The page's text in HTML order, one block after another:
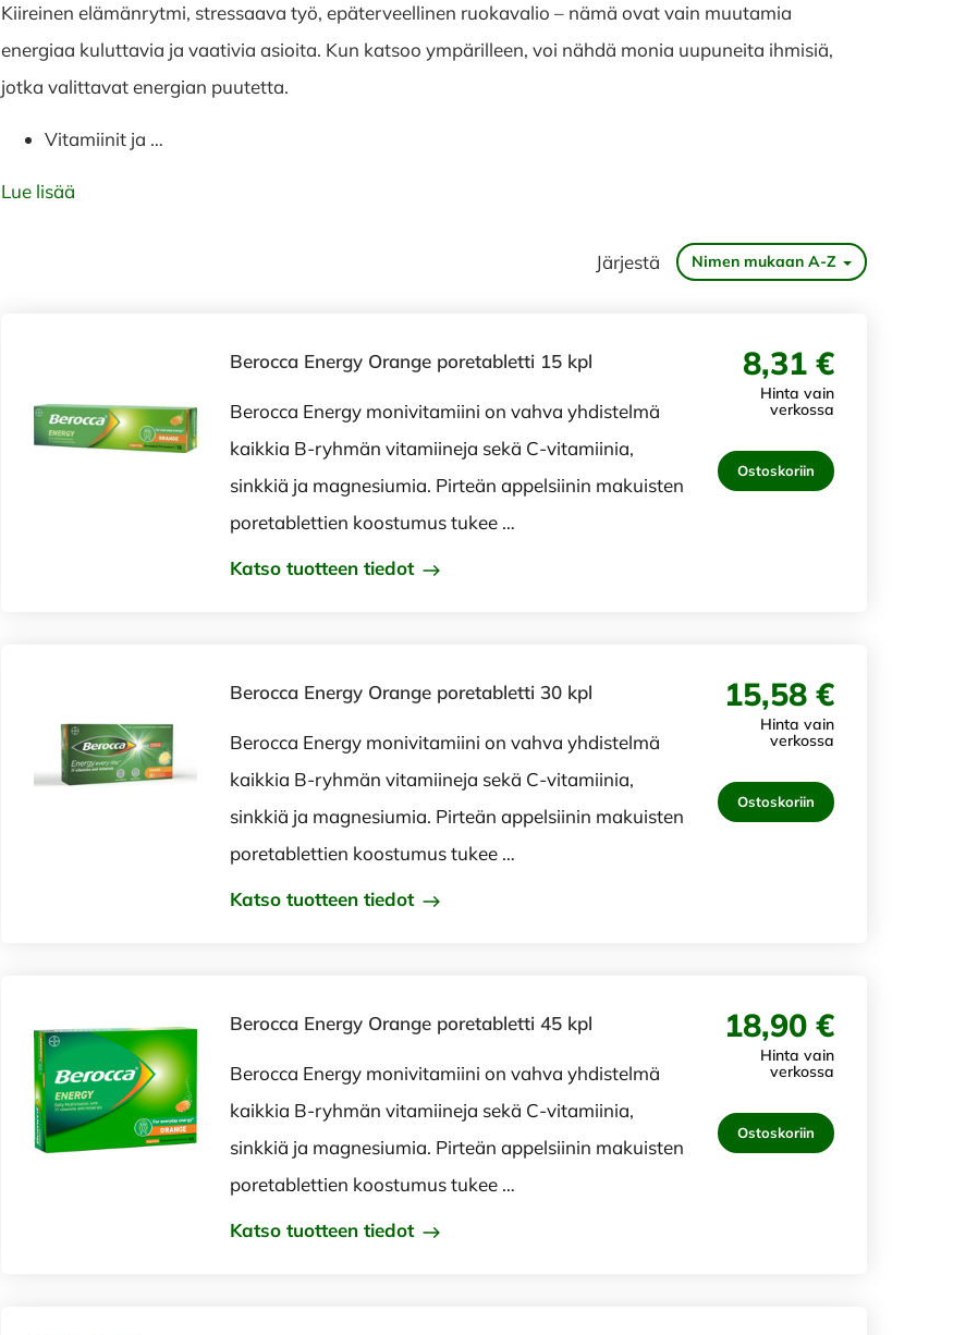
Kiireinen elämänrytmi, stressaava työ, epäterveellinen ruokavalio – nämä ovat vain muutamia
energiaa kuluttavia ja vaativia asioita. Kun katsoo ympärilleen, voi nähdä monia uupuneita ihmisiä,
jotka valittavat energian puutetta.
Vitamiinit ja …
Lue lisää
Järjestä Nimen mukaan A-Z
Berocca Energy Orange poretabletti 15 kpl
Berocca Energy monivitamiini on vahva yhdistelmä
kaikkia B-ryhmän vitamiineja sekä C-vitamiinia,
sinkkiä ja magnesiumia. Pirteän appelsiinin makuisten
poretablettien koostumus tukee …
Katso tuotteen tiedot
8,31 €
Hinta vain
verkossa
Ostoskoriin
Berocca Energy Orange poretabletti 30 kpl
Berocca Energy monivitamiini on vahva yhdistelmä
kaikkia B-ryhmän vitamiineja sekä C-vitamiinia,
sinkkiä ja magnesiumia. Pirteän appelsiinin makuisten
poretablettien koostumus tukee …
Katso tuotteen tiedot
15,58 €
Hinta vain
verkossa
Ostoskoriin
Berocca Energy Orange poretabletti 45 kpl
Berocca Energy monivitamiini on vahva yhdistelmä
kaikkia B-ryhmän vitamiineja sekä C-vitamiinia,
sinkkiä ja magnesiumia. Pirteän appelsiinin makuisten
poretablettien koostumus tukee …
Katso tuotteen tiedot
18,90 €
Hinta vain
verkossa
Ostoskoriin